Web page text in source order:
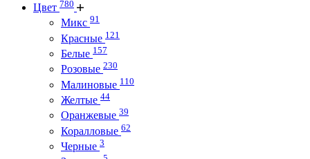
Цвет 780
Микс 91
Красные 121
Белые 157
Розовые 230
Малиновые 110
Желтые 44
Оранжевые 39
Коралловые 62
Черные 3